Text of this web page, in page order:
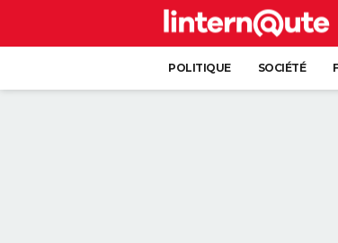
POLITIQUE SOCIÉTÉ